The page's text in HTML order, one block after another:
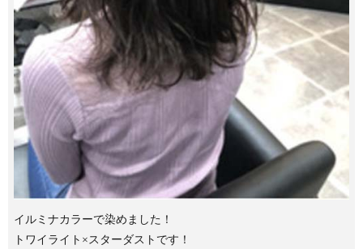
イルミナカラーで染めました！
トワイライト×スターダストです！